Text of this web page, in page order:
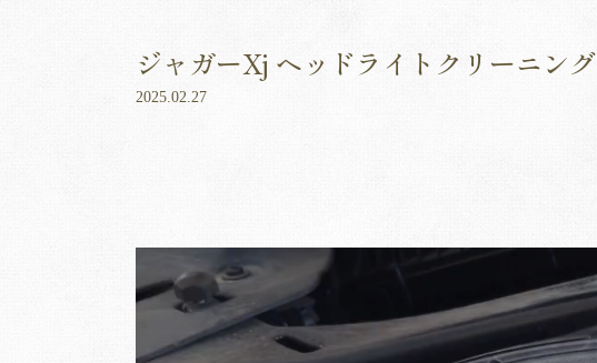
ジャガーXj ヘッドライトクリーニング
2025.02.27
画
レ